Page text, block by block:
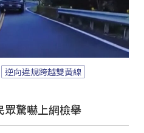
逆向違規跨越雙黃線
眾驚嚇上網檢舉